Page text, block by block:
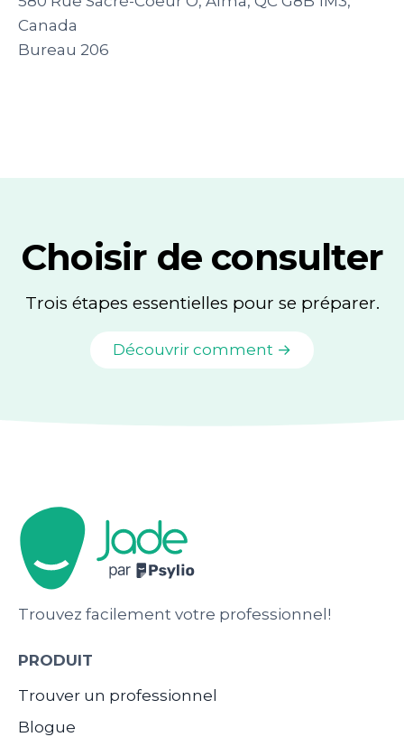
Canada
Bureau 206
Choisir de consulter
Trois étapes essentielles pour se préparer.
Découvrir comment →
Trouvez facilement votre professionnel!
PRODUIT
Trouver un professionnel
Blogue